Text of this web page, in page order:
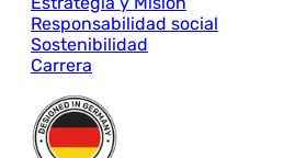
Responsabilidad social
Sostenibilidad
Carrera